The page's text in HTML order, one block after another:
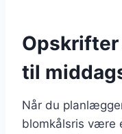
til
Når du
blomkålsris være